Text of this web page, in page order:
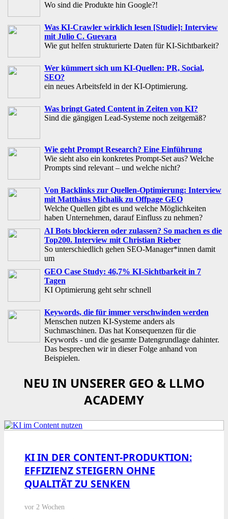
Wo sind die Produkte hin Google?!
Was KI-Crawler wirklich lesen [Studie]: Interview
mit Julio C. Guevara
Wie gut helfen strukturierte Daten für KI-Sichtbarkeit?
Wer kümmert sich um KI-Quellen: PR, Social,
SEO?
ein neues Arbeitsfeld in der KI-Optimierung.
Was bringt Gated Content in Zeiten von KI?
Sind die gängigen Lead-Systeme noch zeitgemäß?
Wie geht Prompt Research? Eine Einführung
Wie sieht also ein konkretes Prompt-Set aus? Welche
Prompts sind relevant – und welche nicht?
Von Backlinks zur Quellen-Optimierung: Interview
mit Matthäus Michalik zu Offpage GEO
Welche Quellen gibt es und welche Möglichkeiten
haben Unternehmen, darauf Einfluss zu nehmen?
AI Bots blockieren oder zulassen? So machen es die
Top200. Interview mit Christian Rieber
So unterschiedlich gehen SEO-Manager*innen damit
um
GEO Case Study: 46,7% KI-Sichtbarkeit in 7
Tagen
KI Optimierung geht sehr schnell
Keywords, die für immer verschwinden werden
Menschen nutzen KI-Systeme anders als
Suchmaschinen. Das hat Konsequenzen für die
Keywords - und die gesamte Datengrundlage dahinter.
Das besprechen wir in dieser Folge anhand von
Beispielen.
NEU IN UNSERER GEO & LLMO
ACADEMY
KI IN DER CONTENT-PRODUKTION:
EFFIZIENZ STEIGERN OHNE
QUALITÄT ZU SENKEN
vor 2 Wochen